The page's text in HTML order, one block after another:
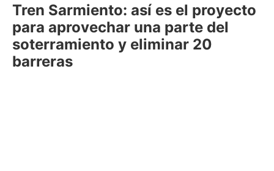
Tren Sarmiento: así es el proyecto
para aprovechar una parte del
soterramiento y eliminar 20
barreras